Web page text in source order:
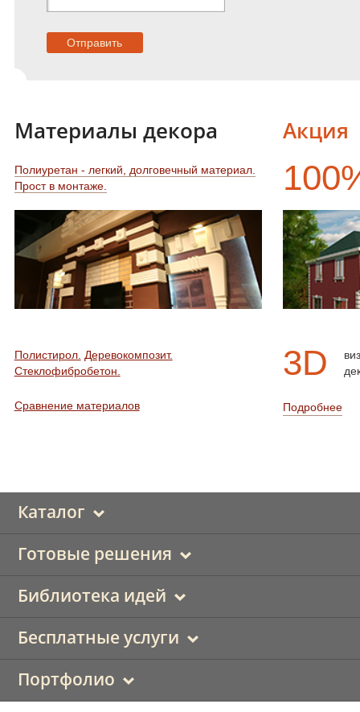
Акция
3D
Подробнее
Материалы декора
Полиуретан - легкий, долговечный материал.
Прост в монтаже.
Полистирол. Деревокомпозит.
Стеклофибробетон.
Сравнение материалов
Каталог
Готовые решения
Библиотека идей
Бесплатные услуги
Портфолио